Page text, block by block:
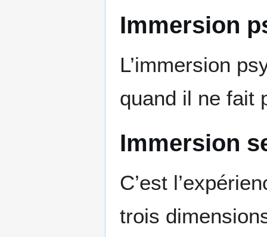
Immersion
L’immersion
quand il ne fait
Immersion
C’est
trois